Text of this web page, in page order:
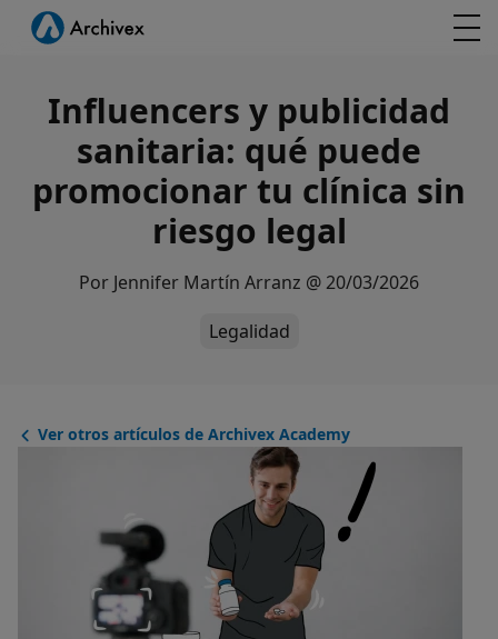
Influencers y publicidad
sanitaria: qué puede
promocionar tu clínica sin
riesgo legal
Por Jennifer Martín Arranz @20/03/2026
Legalidad
Ver otros artículos de Archivex Academy